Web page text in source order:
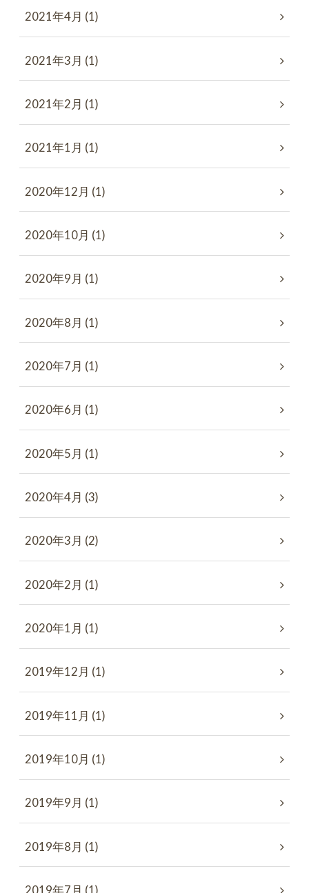
2021年4月 (1)
2021年3月 (1)
2021年2月 (1)
2021年1月 (1)
2020年12月 (1)
2020年10月 (1)
2020年9月 (1)
2020年8月 (1)
2020年7月 (1)
2020年6月 (1)
2020年5月 (1)
2020年4月 (3)
2020年3月 (2)
2020年2月 (1)
2020年1月 (1)
2019年12月 (1)
2019年11月 (1)
2019年10月 (1)
2019年9月 (1)
2019年8月 (1)